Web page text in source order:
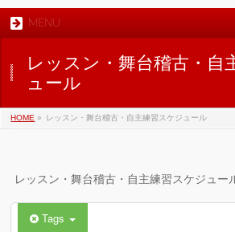
MENU
レッスン・舞台稽古・自
ュール
HOME » レッスン・舞台稽古・自主練習スケジュール
レッスン・舞台稽古・自主練習スケジュー
Tags
02:00
03:00
04:00
06:00